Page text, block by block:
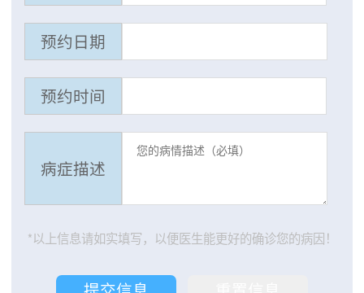
预约日期
预约时间
病症描述
*以上信息请如实填写，以便医生能更好的确诊您的病因！